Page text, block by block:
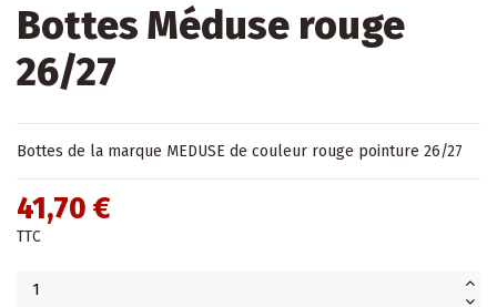
Bottes Méduse rouge
26/27
Bottes de la marque MEDUSE de couleur rouge pointure 26/27
41,70 €
TTC